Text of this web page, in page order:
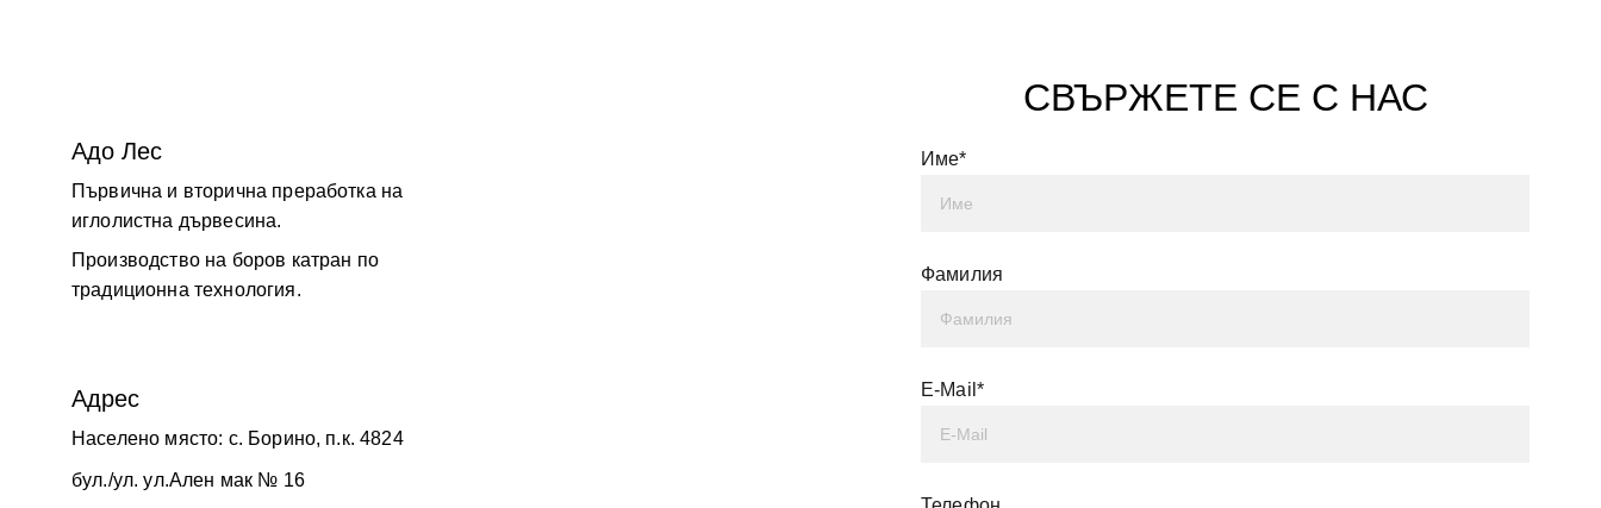
СВЪРЖЕТЕ СЕ С НАС
Адрес
Населено място: с. Борино, п.к. 4824
бул./ул. ул.Ален мак № 16
Име*
Фамилия
E-Mail*
Адо Лес
Първична и вторична преработка на
иглолистна дървесина.
Производство на боров катран по
традиционна технология.